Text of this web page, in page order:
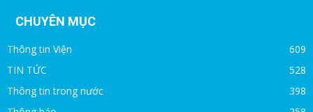
CHUYÊN MỤC
Thông tin Viện
609
TIN TỨC
528
Thông tin trong nước
398